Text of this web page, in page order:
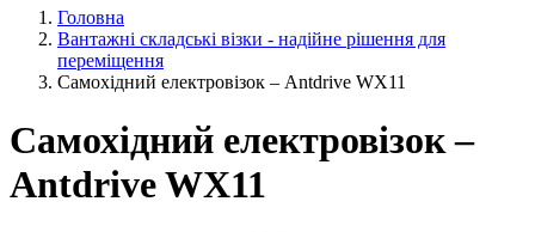
Головна
Вантажні складські візки - надійне рішення для
переміщення
Cамохідний електровізок – Antdrive WX11
Cамохідний електровізок –
Antdrive WX11